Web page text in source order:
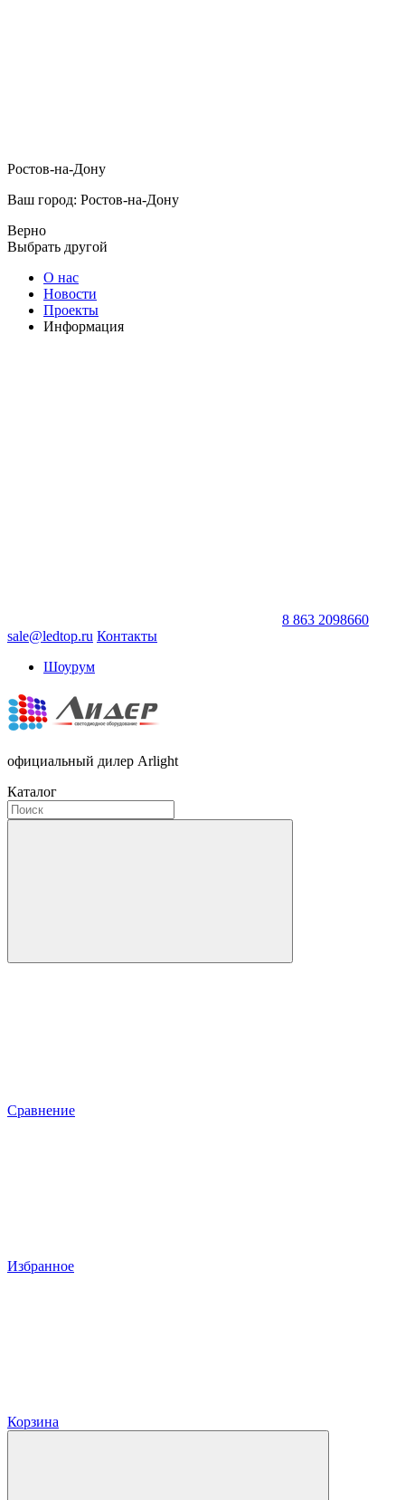
Ростов-на-Дону
Ваш город: Ростов-на-Дону
Верно
Выбрать другой
О нас
Новости
Проекты
Информация
8 863 2098660
sale@ledtop.ru Контакты
Шоурум
официальный дилер Arlight
Каталог
Сравнение
Избранное
Корзина